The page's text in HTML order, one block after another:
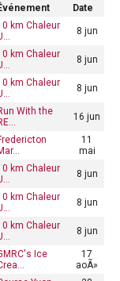
Date
km Chaleur
8 jun
km Chaleur
8 jun
km Chaleur
8 jun
With the
16 jun
11
mai
km Chaleur
8 jun
km Chaleur
8 jun
km Chaleur
8 jun
Ice
17
aoÃ»